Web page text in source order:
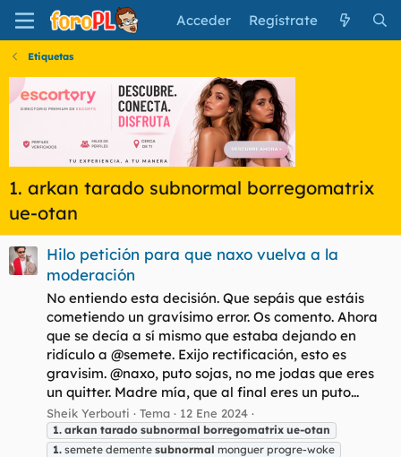
Acceder Regístrate
Etiquetas
1. arkan tarado subnormal borregomatrix
ue-otan
Hilo petición para que naxo vuelva a la
moderación
No entiendo esta decisión. Que sepáis que estáis
cometiendo un gravísimo error. Os comento. Ahora
que se decía a sí mismo que estaba dejando en
ridículo a @semete. Exijo rectificación, esto es
gravisim. @naxo, puto sojas, no me jodas que eres
un quitter. Madre mía, que al final eres un puto...
Sheik Yerbouti Tema 12 Ene 2024
1. arkan tarado subnormal borregomatrix ue-otan
1. semete demente subnormal monguer progre-woke